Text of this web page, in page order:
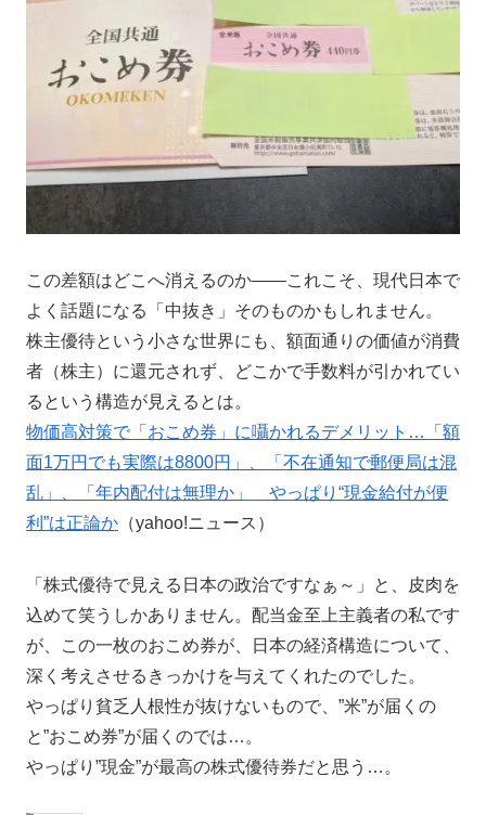
この差額はどこへ消えるのか――これこそ、現代日本で
よく話題になる「中抜き」そのものかもしれません。
株主優待という小さな世界にも、額面通りの価値が消費
者（株主）に還元されず、どこかで手数料が引かれてい
るという構造が見えるとは。
物価高対策で「おこめ券」に囁かれるデメリット…「額
面1万円でも実際は8800円」、「不在通知で郵便局は混
乱」、「年内配付は無理か」 やっぱり“現金給付が便
利”は正論か （yahoo!ニュース）
「株式優待で見える日本の政治ですなぁ～」と、皮肉を
込めて笑うしかありません。配当金至上主義者の私です
が、この一枚のおこめ券が、日本の経済構造について、
深く考えさせるきっかけを与えてくれたのでした。
やっぱり貧乏人根性が抜けないもので、”米”が届くの
と”おこめ券”が届くのでは…。
やっぱり”現金”が最高の株式優待券だと思う…。